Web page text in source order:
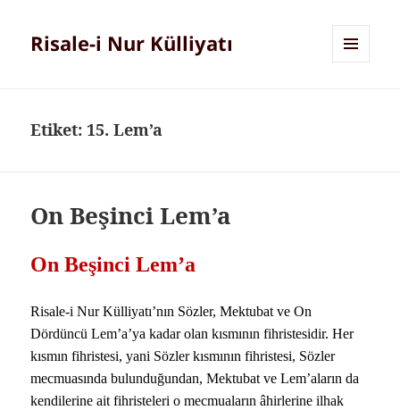
Risale-i Nur Külliyatı
Etiket:15. Lem’a
On Beşinci Lem’a
On Beşinci Lem’a
Risale-i Nur Külliyatı’nın Sözler, Mektubat ve On
Dördüncü Lem’a’ya kadar olan kısmının fihristesidir. Her
kısmın fihristesi, yani Sözler kısmının fihristesi, Sözler
mecmuasında bulunduğundan, Mektubat ve Lem’aların da
kendilerine ait fihristeleri o mecmuaların âhirlerine ilhak